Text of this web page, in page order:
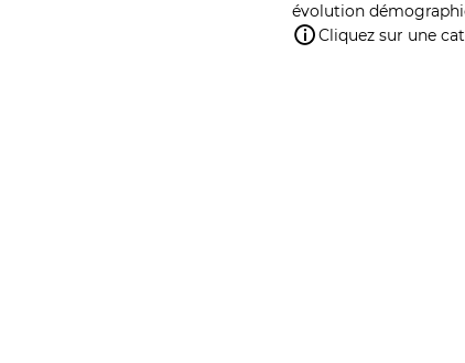
évolution
Cliquez sur une